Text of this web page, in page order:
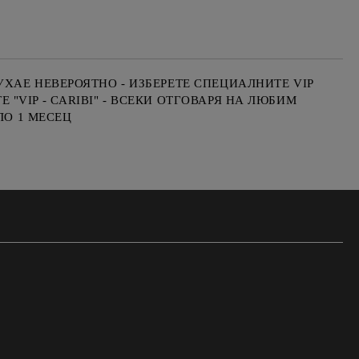
НЕВЕРОЯТНО - ИЗБЕРЕТЕ СПЕЦИАЛНИТЕ VIP
- CARIBI" - ВСЕКИ ОТГОВАРЯ НА ЛЮБИМ
1 МЕСЕЦ